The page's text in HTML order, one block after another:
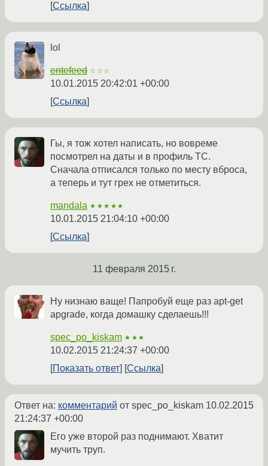
Ссылка
lol
entefeed ☆☆☆
10.01.2015 20:42:01 +00:00
Ссылка
Гы, я тож хотел написать, но вовреме
посмотрел на даты и в профиль ТС.
Сначала отписался только по месту вброса,
а теперь и тут грех не отметиться.
mandala ★★★★★
10.01.2015 21:04:10 +00:00
Ссылка
11 февраля 2015 г.
Ну низнаю ваще! Папробуй еще раз apt-get
apgrade, когда домашку сделаешь!!!
spec_po_kiskam ★★★
10.02.2015 21:24:37 +00:00
Показать ответ
Ссылка
Ответ на: комментарий от spec_po_kiskam 10.02.2015
21:24:37 +00:00
Его уже второй раз поднимают. Хватит
мучить труп.